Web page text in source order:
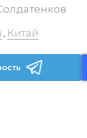
, Китай